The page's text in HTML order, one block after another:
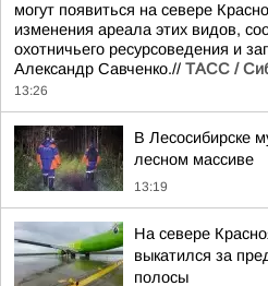
могут появиться на севере
изменения ареала этих видов,
охотничьего ресурсоведения и
Александр Савченко.// ТАСС /
13:26
В Лесосибирске
лесном массиве
13:19
На севере
выкатился за
полосы